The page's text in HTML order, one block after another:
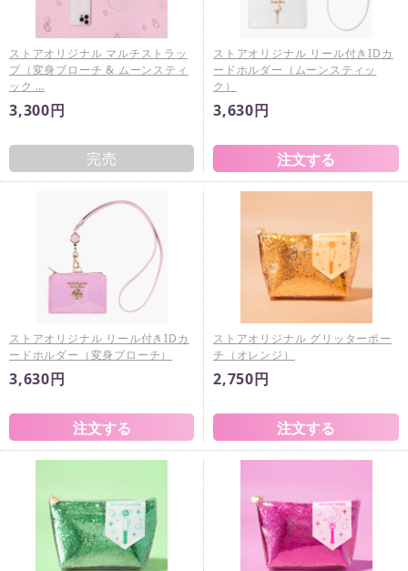
ストアオリジナル マルチストラッ
プ（変身ブローチ & ムーンスティ
ック …
3,300円
完売
ストアオリジナル リール付きIDカ
ードホルダー（ムーンスティッ
ク）
3,630円
ストアオリジナル リール付きIDカ
ードホルダー（変身ブローチ）
3,630円
ストアオリジナル グリッターポー
チ（オレンジ）
2,750円